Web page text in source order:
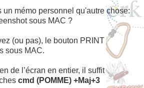
un mémo personnel qu'autre chose:
sous MAC ?
(ou pas), le bouton PRINT
sous MAC.
de l’écran en entier, il suffit
cmd (POMME) +Maj+3